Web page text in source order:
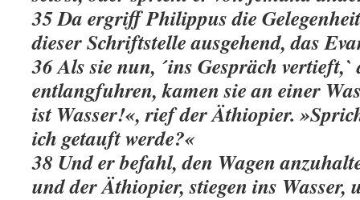
35 Da ergriff Philippus die
dieser Schriftstelle ausgehend, das
36 Als sie nun, ´ins Gespräch vertieft,`
entlangfuhren, kamen sie an einer
ist Wasser!«, rief der Äthiopier.
ich getauft werde?«
38 Und er befahl, den Wagen
und der Äthiopier, stiegen ins